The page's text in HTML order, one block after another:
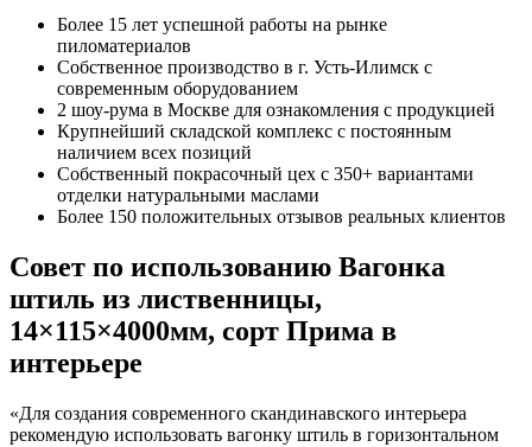
Более 15 лет успешной работы на рынке
пиломатериалов
Собственное производство в г. Усть-Илимск с
современным оборудованием
2 шоу-рума в Москве для ознакомления с продукцией
Крупнейший складской комплекс с постоянным
наличием всех позиций
Собственный покрасочный цех с 350+ вариантами
отделки натуральными маслами
Более 150 положительных отзывов реальных клиентов
Совет по использованию Вагонка
штиль из лиственницы,
14×115×4000мм, сорт Прима в
интерьере
«Для создания современного скандинавского интерьера
рекомендую использовать вагонку штиль в горизонтальном